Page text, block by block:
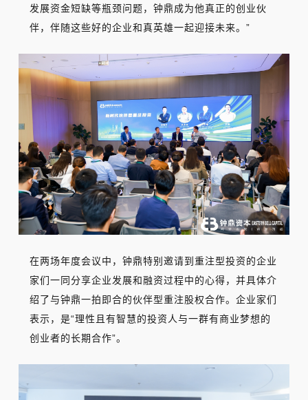
发展资金短缺等瓶颈问题，钟鼎成为他真正的创业伙
伴，伴随这些好的企业和真英雄一起迎接未来。”
在两场年度会议中，钟鼎特别邀请到重注型投资的企业
家们一同分享企业发展和融资过程中的心得，并具体介
绍了与钟鼎一拍即合的伙伴型重注股权合作。企业家们
表示，是“理性且有智慧的投资人与一群有商业梦想的
创业者的长期合作”。